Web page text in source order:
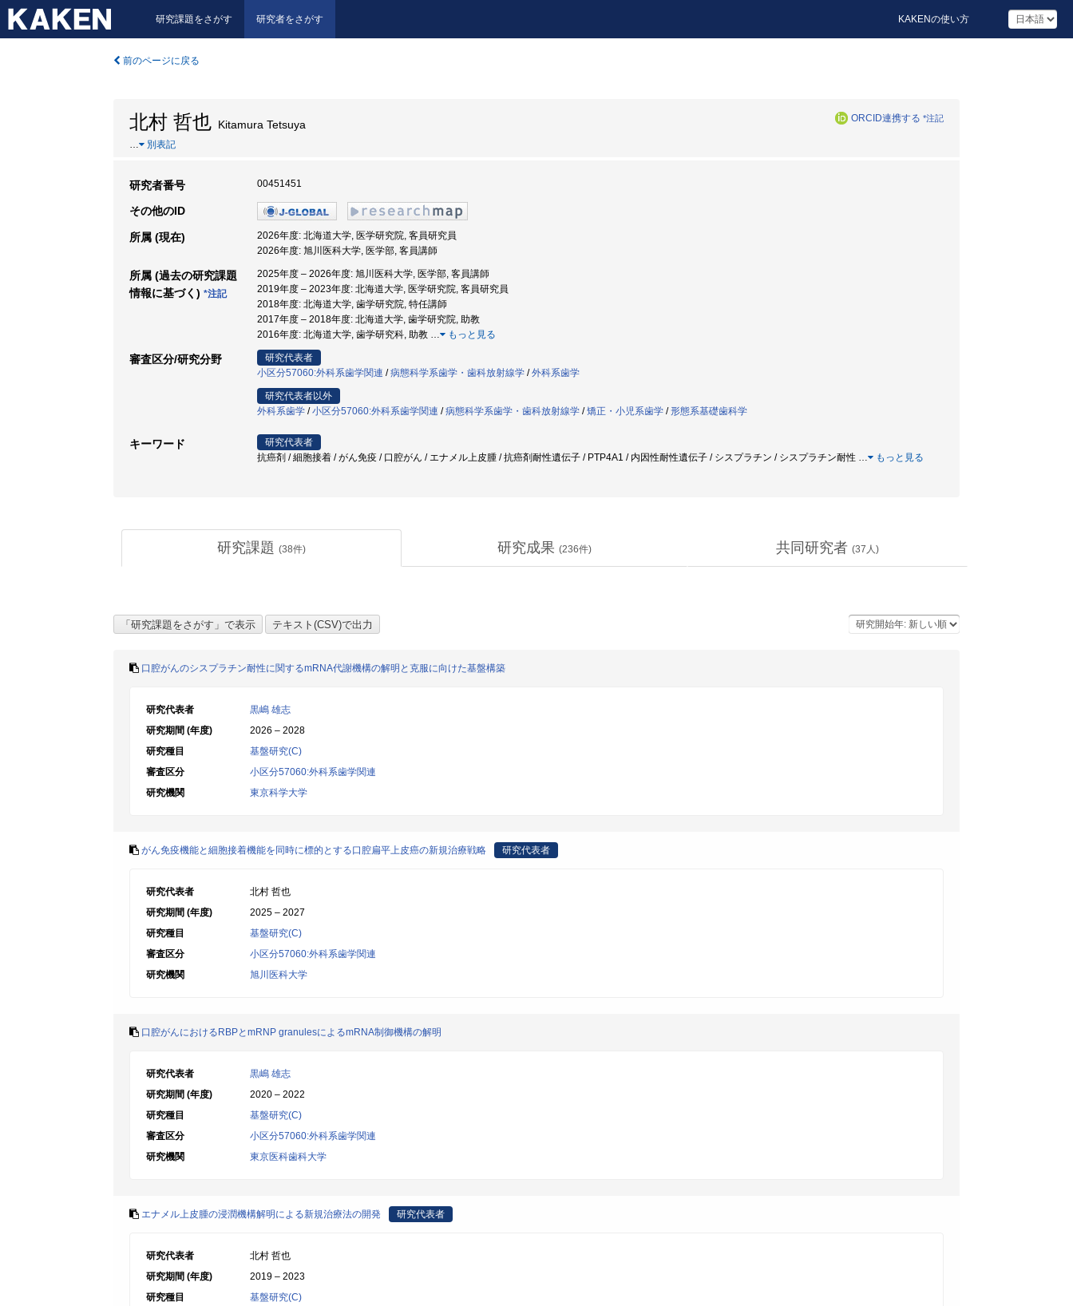
研究課題をさがす 研究者をさがす KAKENの使い方
前のページに戻る
北村 哲也 Kitamura Tetsuya ORCID連携する *注記
… 別表記
研究者番号 00451451
その他のID
所属 (現在)
2026年度: 北海道大学, 医学研究院, 客員研究員
2026年度: 旭川医科大学, 医学部, 客員講師
所属 (過去の研究課題
情報に基づく) *注記
2025年度 – 2026年度: 旭川医科大学, 医学部, 客員講師
2019年度 – 2023年度: 北海道大学, 医学研究院, 客員研究員
2018年度: 北海道大学, 歯学研究院, 特任講師
2017年度 – 2018年度: 北海道大学, 歯学研究院, 助教
2016年度: 北海道大学, 歯学研究科, 助教 … もっと見る
審査区分/研究分野
研究代表者
小区分57060:外科系歯学関連 /病態科学系歯学・歯科放射線学 /外科系歯学
研究代表者以外
外科系歯学 /小区分57060:外科系歯学関連 /病態科学系歯学・歯科放射線学 /矯正・小児系歯学 /形態系基礎歯科学
キーワード
研究代表者
抗癌剤 / 細胞接着 / がん免疫 / 口腔がん / エナメル上皮腫 / 抗癌剤耐性遺伝子 / PTP4A1 / 内因性耐性遺伝子 / シスプラチン / シスプラチン耐性 … もっと見る
研究課題 (38件) 研究成果 (236件) 共同研究者 (37 人)
口腔がんのシスプラチン耐性に関するmRNA代謝機構の解明と克服に向けた基盤構築
研究代表者
黒嶋 雄志
研究期間 (年度)
2026 – 2028
研究種目
基盤研究(C)
審査区分
小区分57060:外科系歯学関連
研究機関
東京科学大学
がん免疫機能と細胞接着機能を同時に標的とする口腔扁平上皮癌の新規治療戦略 研究代表者
研究代表者
北村 哲也
研究期間 (年度)
2025 – 2027
研究種目
基盤研究(C)
審査区分
小区分57060:外科系歯学関連
研究機関
旭川医科大学
口腔がんにおけるRBPとmRNP granulesによるmRNA制御機構の解明
研究代表者
黒嶋 雄志
研究期間 (年度)
2020 – 2022
研究種目
基盤研究(C)
審査区分
小区分57060:外科系歯学関連
研究機関
東京医科歯科大学
エナメル上皮腫の浸潤機構解明による新規治療法の開発 研究代表者
研究代表者
北村 哲也
研究期間 (年度)
2019 – 2023
研究種目
基盤研究(C)